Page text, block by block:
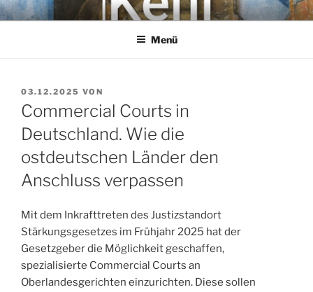
Zum
InhaltKEHL
Rechtsanwaltsgesellschaft mbH
Menü
VERÖFFENTLICHT
AM
03.12.2025 VON
Commercial Courts in
Deutschland. Wie die
ostdeutschen Länder den
Anschluss verpassen
Mit dem Inkrafttreten des Justizstandort
Stärkungsgesetzes im Frühjahr 2025 hat der
Gesetzgeber die Möglichkeit geschaffen,
spezialisierte Commercial Courts an
Oberlandesgerichten einzurichten. Diese sollen